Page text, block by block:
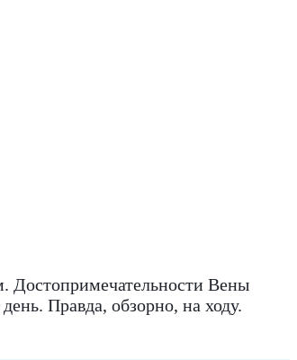
Достопримечательности Вены
Правда, обзорно, на ходу.